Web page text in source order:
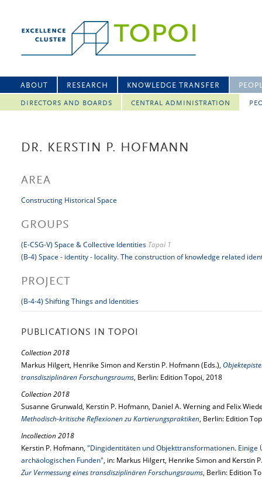
ABOUT RESEARCH KNOWLEDGE TRANSFER
DIRECTORS AND BOARDS CENTRAL ADMINISTRATION
DR. KERSTIN P. HOFMANN
AREA
Constructing Historical Space
GROUPS
(E-CSG-V) Space & Collective Identities Topoi 1
(B-4) Space - identity - locality. The construction of knowledge related
PROJECT
(B-4-4) Shifting Things and Identities
PUBLICATIONS IN TOPOI
Collection 2018
Markus Hilgert, Henrike Simon and Kerstin P. Hofmann (Eds.),
transdisziplinären Forschungsraums, Berlin: Edition Topoi, 2018
Collection 2018
Susanne Grunwald, Kerstin P. Hofmann, Daniel A. Werning and Felix
Methodisch-kritische Reflexionen zu Kartierungspraktiken, Berlin: Edition
Incollection 2018
Kerstin P. Hofmann, "Dingidentitäten und Objekttransformationen. Einige
archäologischen Funden", in: Markus Hilgert, Henrike Simon and Kerstin
Zur Vermessung eines transdisziplinären Forschungsraums, Berlin: Edition